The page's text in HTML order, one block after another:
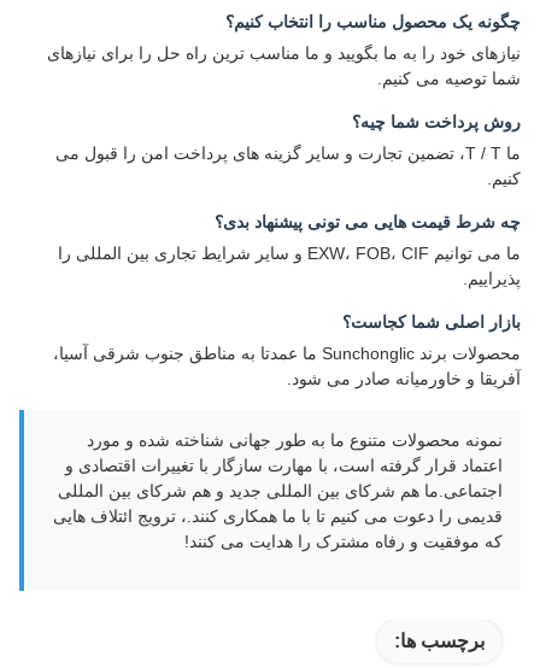
چگونه یک محصول مناسب را انتخاب کنیم؟
نیازهای خود را به ما بگویید و ما مناسب ترین راه حل را برای نیازهای
شما توصیه می کنیم.
روش پرداخت شما چيه؟
ما T / T، تضمین تجارت و سایر گزینه های پرداخت امن را قبول می
کنیم.
چه شرط قیمت هایی می تونی پیشنهاد بدی؟
ما می توانیم EXW، FOB، CIF و سایر شرایط تجاری بین المللی را
پذیراییم.
بازار اصلی شما کجاست؟
محصولات برند Sunchonglic ما عمدتا به مناطق جنوب شرقی آسیا،
آفریقا و خاورمیانه صادر می شود.
نمونه محصولات متنوع ما به طور جهانی شناخته شده و مورد
اعتماد قرار گرفته است، با مهارت سازگار با تغییرات اقتصادی و
اجتماعی.ما هم شرکای بین المللی جدید و هم شرکای بین المللی
قدیمی را دعوت می کنیم تا با ما همکاری کنند.، ترویج ائتلاف هایی
که موفقیت و رفاه مشترک را هدایت می کنند!
برچسب ها: